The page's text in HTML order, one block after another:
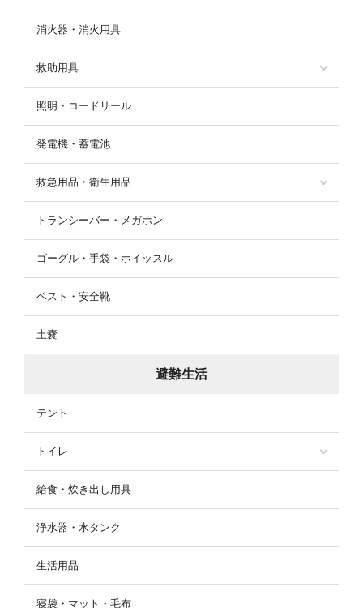
消火器・消火用具
救助用具
照明・コードリール
発電機・蓄電池
救急用品・衛生用品
トランシーバー・メガホン
ゴーグル・手袋・ホイッスル
ベスト・安全靴
土嚢
避難生活
テント
トイレ
給食・炊き出し用具
浄水器・水タンク
生活用品
寝袋・マット・毛布